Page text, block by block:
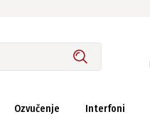
Ozvučenje Interfoni